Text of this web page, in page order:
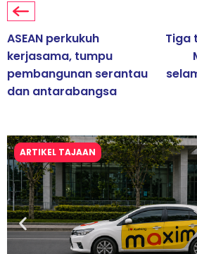
ASEAN perkukuh
kerjasama, tumpu
pembangunan serantau
dan antarabangsa
Tiga
ARTIKEL TAJAAN